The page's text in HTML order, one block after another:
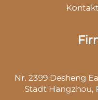
Nr. 2399 Desheng
Stadt Hangzhou,